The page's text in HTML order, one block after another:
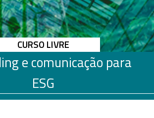
CURSO LIVRE
e comunicação para
ESG